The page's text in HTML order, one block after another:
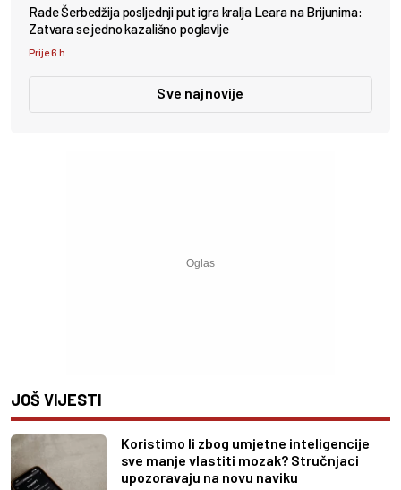
Rade Šerbedžija posljednji put igra kralja Leara na Brijunima:
Zatvara se jedno kazališno poglavlje
Prije 6 h
Sve najnovije
JOŠ VIJESTI
Koristimo li zbog umjetne inteligencije
sve manje vlastiti mozak? Stručnjaci
upozoravaju na novu naviku